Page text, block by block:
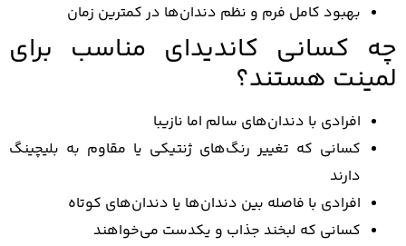
بهبود کامل فرم و نظم دندان‌ها در کمترین زمان
کسانی کاندیدای مناسب برای
هستند؟
افرادی با دندان‌های سالم اما نازیبا
کسانی که تغییر رنگ‌های ژنتیکی یا مقاوم به بلیچینگ
دارند
افرادی با فاصله بین دندان‌ها یا دندان‌های کوتاه
کسانی که لبخند جذاب و یکدست می‌خواهند